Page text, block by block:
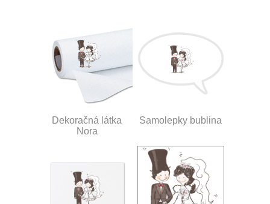
Dekoračná látka
Nora
Samolepky bublina